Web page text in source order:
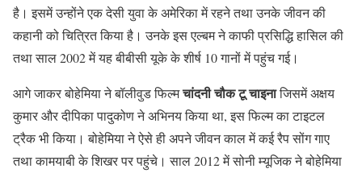
है। इसमें उन्होंने एक देसी युवा के अमेरिका में रहने तथा उनके जीवन की
कहानी को चित्रित किया है। उनके इस एल्बम ने काफी प्रसिद्धि हासिल की
तथा साल 2002 में यह बीबीसी यूके के शीर्ष 10 गानों में पहुंच गई।
आगे जाकर बोहेमिया ने बॉलीवुड फिल्मचांदनी चौक टू चाइनाजिसमें अक्षय
कुमार और दीपिका पादुकोण ने अभिनय किया था, इस फिल्म का टाइटल
ट्रैक भी किया। बोहेमिया ने ऐसे ही अपने जीवन काल में कई रैप सोंग गाए
तथा कामयाबी के शिखर पर पहुंचे। साल 2012 में सोनी म्यूजिक ने बोहेमिया